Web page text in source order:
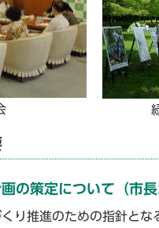
の策定について（市長
り推進のための指針とな